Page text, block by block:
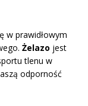
w prawidłowym
Żelazo jest
tlenu w
odporność